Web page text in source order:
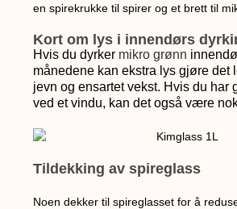
en spirekrukke til spirer og et brett til
Kort om lys i innendørs
Hvis du dyrker mikro grønn
månedene kan ekstra lys gjøre det
jevn og ensartet vekst. Hvis du har
ved et vindu, kan det også være
Tildekking av spireglass
Noen dekker til spireglasset for å